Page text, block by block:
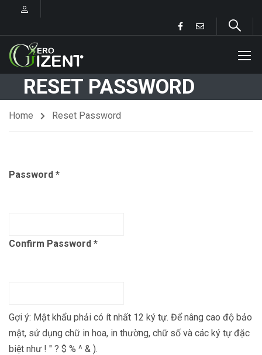
RESET PASSWORD
Home Reset Password
Password
Confirm Password
Gợi ý: Mật khẩu phải có ít nhất 12 ký tự. Để nâng cao độ bảo
mật, sử dụng chữ in hoa, in thường, chữ số và các ký tự đặc
biệt như ! " ? $ % ^ & ).